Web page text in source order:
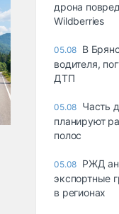
дрона
Wildberries
05.08 В
водителя,
ДТП
05.08 Часть
планируют
полос
05.08 РЖД
экспортные
в регионах